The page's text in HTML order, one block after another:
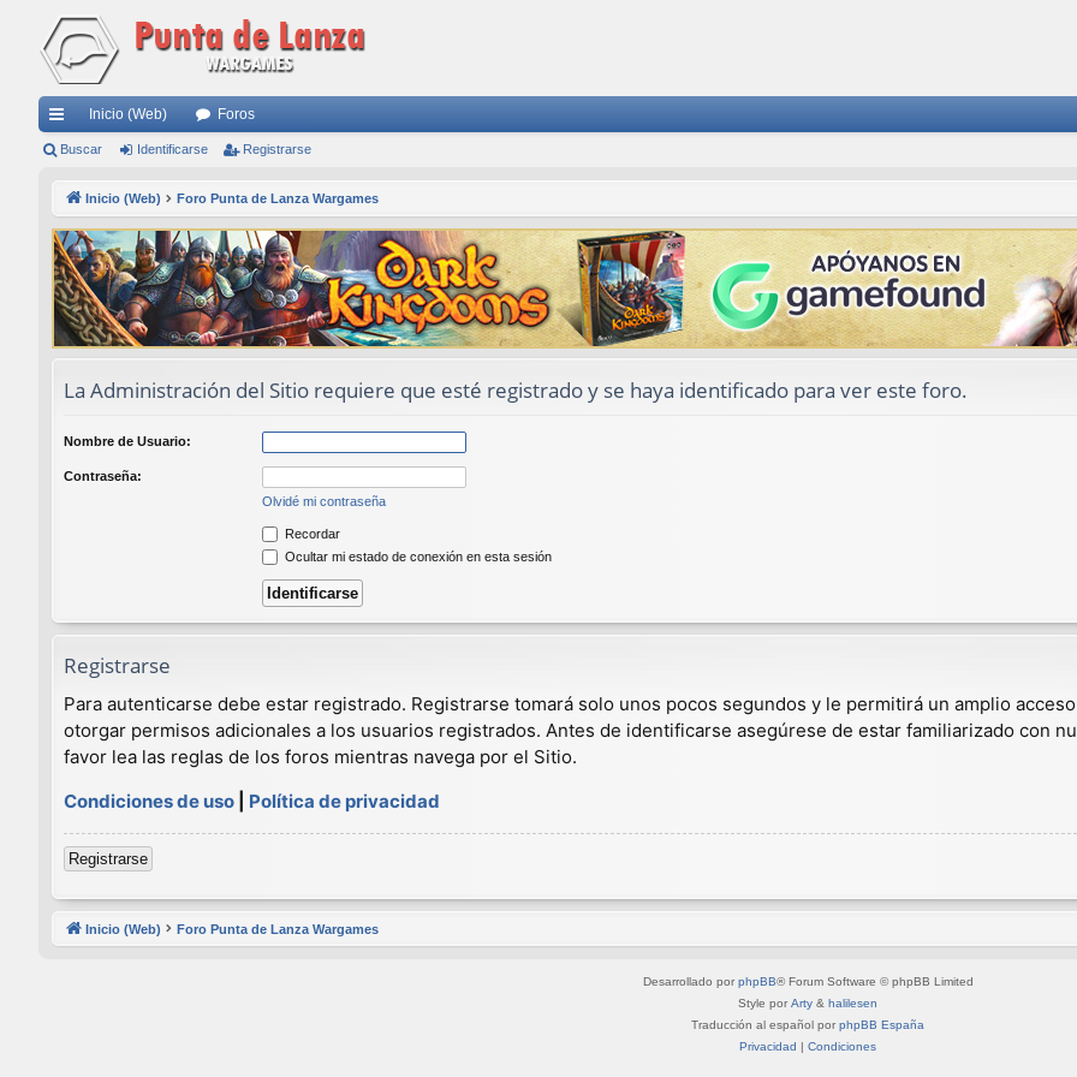
nl
rá
pi
do
Inicio (Web) Foros
Buscar Identificarse Registrarse
Inicio (Web) Foro Punta de Lanza Wargames
La Administración del Sitio requiere que esté registrado y se haya identificado para ver este foro.
Nombre de Usuario:
Contraseña:
Olvidé mi contraseña
Recordar
Ocultar mi estado de conexión en esta sesión
Registrarse
Para autenticarse debe estar registrado. Registrarse tomará solo unos pocos segundos y le permitirá un amplio
otorgar permisos adicionales a los usuarios registrados. Antes de identificarse asegúrese de estar familiarizado con
favor lea las reglas de los foros mientras navega por el Sitio.
Condiciones de uso
Política de privacidad
Registrarse
Inicio (Web) Foro Punta de Lanza Wargames
Desarrollado por phpBB® Forum Software © phpBB Limited
Style por Arty & halilesen
Traducción al español por phpBB España
Privacidad | Condiciones